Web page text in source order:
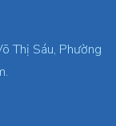
Thị Sáu, Phường